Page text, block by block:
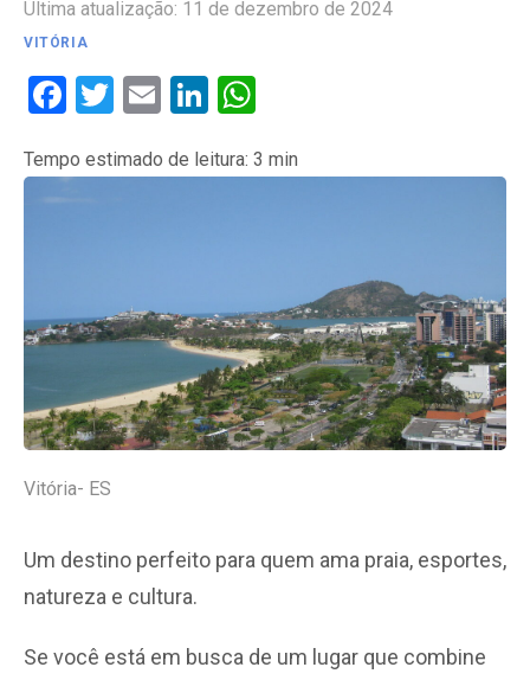
Última atualização: 11 de dezembro de 2024
VITÓRIA
Facebook
Twitter
EmailLinkedIn
Tempo estimado de leitura: 3 min
Vitória- ES
Um destino perfeito para quem ama praia, esportes,
natureza e cultura.
Se você está em busca de um lugar que combine